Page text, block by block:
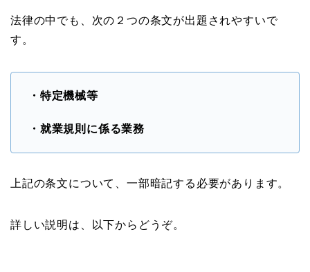
法律の中でも、次の２つの条文が出題されやすいで
す。
・特定機械等
・就業規則に係る業務
上記の条文について、一部暗記する必要があります。
詳しい説明は、以下からどうぞ。